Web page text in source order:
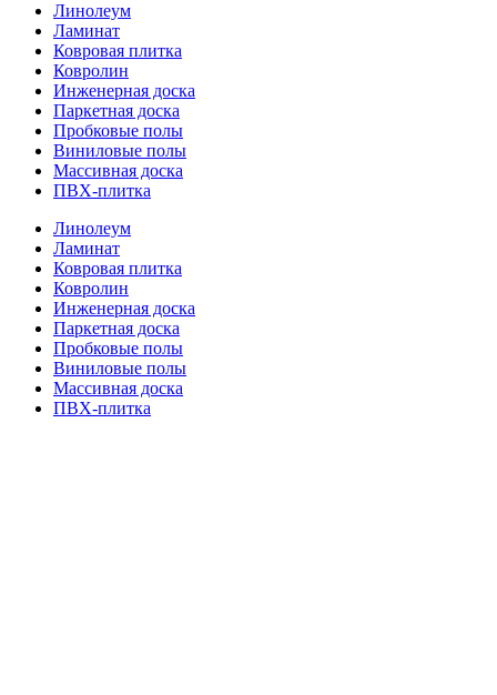
Линолеум
Ламинат
Ковровая плитка
Ковролин
Инженерная доска
Паркетная доска
Пробковые полы
Виниловые полы
Массивная доска
ПВХ-плитка
Линолеум
Ламинат
Ковровая плитка
Ковролин
Инженерная доска
Паркетная доска
Пробковые полы
Виниловые полы
Массивная доска
ПВХ-плитка